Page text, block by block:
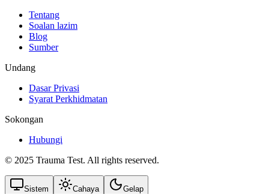
Tentang
Soalan lazim
Blog
Sumber
Undang
Dasar Privasi
Syarat Perkhidmatan
Sokongan
Hubungi
© 2025 Trauma Test. All rights reserved.
Sistem Cahaya Gelap